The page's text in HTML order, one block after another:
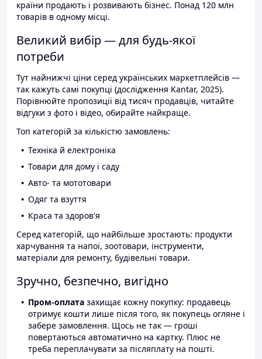
країни продають і розвивають бізнес. Понад 120 млн
товарів в одному місці.
Великий вибір — для будь-якої
потреби
Тут найнижчі ціни серед українських маркетплейсів —
так кажуть самі покупці (дослідження Kantar, 2025).
Порівнюйте пропозиції від тисяч продавців, читайте
відгуки з фото і відео, обирайте найкраще.
Топ категорій за кількістю замовлень:
Техніка й електроніка
Товари для дому і саду
Авто- та мототовари
Одяг та взуття
Краса та здоров'я
Серед категорій, що найбільше зростають: продукти
харчування та напої, зоотовари, інструменти,
матеріали для ремонту, будівельні товари.
Зручно, безпечно, вигідно
Пром-оплата захищає кожну покупку: продавець
отримує кошти лише після того, як покупець огляне і
забере замовлення. Щось не так — гроші
повертаються автоматично на картку. Плюс не
треба переплачувати за післяплату на пошті.